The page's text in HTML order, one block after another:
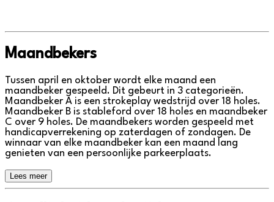
Maandbekers
Tussen april en oktober wordt elke maand een
maandbeker gespeeld. Dit gebeurt in 3 categorieën.
Maandbeker A is een strokeplay wedstrijd over 18 holes.
Maandbeker B is stableford over 18 holes en maandbeker
C over 9 holes. De maandbekers worden gespeeld met
handicapverrekening op zaterdagen of zondagen. De
winnaar van elke maandbeker kan een maand lang
genieten van een persoonlijke parkeerplaats.
Lees meer